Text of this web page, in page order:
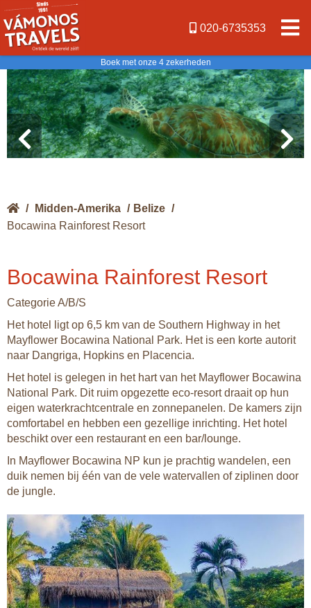
020-6735353
Boek met onze 4 zekerheden
/ Midden-Amerika / Belize /
Bocawina Rainforest Resort
Bocawina Rainforest Resort
Categorie A/B/S
Het hotel ligt op 6,5 km van de Southern Highway in het
Mayflower Bocawina National Park. Het is een korte autorit
naar Dangriga, Hopkins en Placencia.
Het hotel is gelegen in het hart van het Mayflower Bocawina
National Park. Dit ruim opgezette eco-resort draait op hun
eigen waterkrachtcentrale en zonnepanelen. De kamers zijn
comfortabel en hebben een gezellige inrichting. Het hotel
beschikt over een restaurant en een bar/lounge.
In Mayflower Bocawina NP kun je prachtig wandelen, een
duik nemen bij één van de vele watervallen of ziplinen door
de jungle.